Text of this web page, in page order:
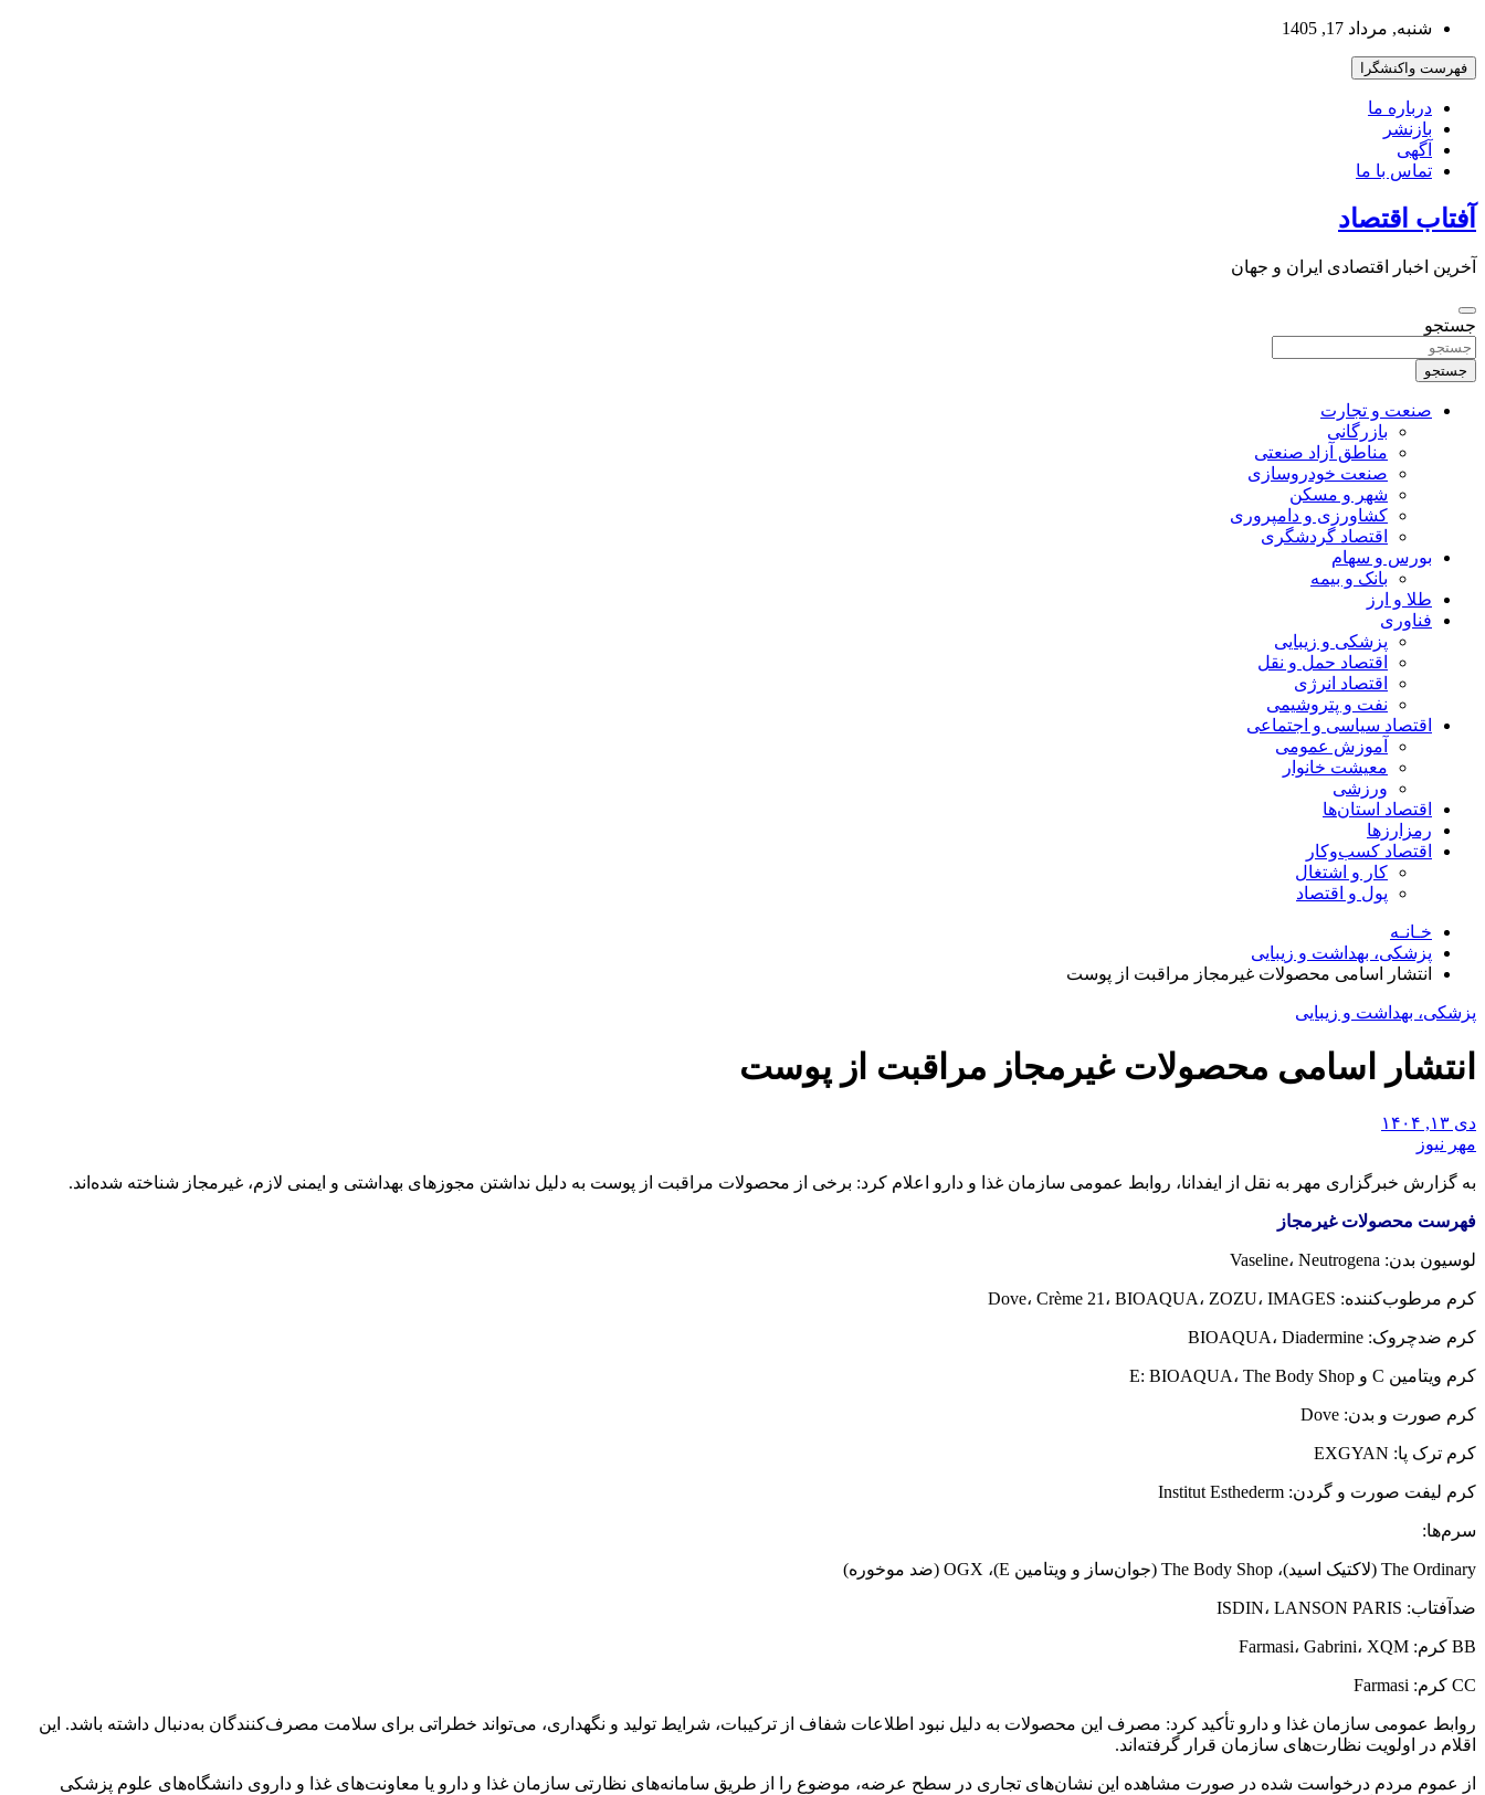
بروید
شنبه, مرداد 17, 1405
فهرست واکنشگرا
درباره ما
بازنشر
آگهی
تماس با ما
آفتاب اقتصاد
آخرین اخبار اقتصادی ایران و جهان
جستجو
جستجو
صنعت و تجارت
بازرگانی
مناطق آزاد صنعتی
صنعت خودروسازی
شهر و مسکن
کشاورزی و دامپروری
اقتصاد گردشگری
بورس و سهام
بانک و بیمه
طلا و ارز
فناوری
پزشکی و زیبایی
اقتصاد حمل و نقل
اقتصاد انرژی
نفت و پتروشیمی
اقتصاد سیاسی و اجتماعی
آموزش عمومی
معیشت خانوار
ورزشی
اقتصاد استان‌ها
رمزارزها
اقتصاد کسب‌و‌کار
کار و اشتغال
پول و اقتصاد
خـانـه
پزشکی، بهداشت و زیبایی
انتشار اسامی محصولات غیرمجاز مراقبت از پوست
پزشکی، بهداشت و زیبایی
انتشار اسامی محصولات غیرمجاز مراقبت از پوست
دی ۱۳, ۱۴۰۴
مهر نیوز
به گزارش خبرگزاری مهر به نقل از ایفدانا، روابط عمومی سازمان غذا و دارو اعلام کرد: برخی از محصولات مراقبت از پوست به دلیل نداشتن مجوزهای بهداشتی و ایمنی لازم، غیرمجاز شناخته شده‌اند.
فهرست محصولات غیرمجاز
لوسیون بدن: Vaseline، Neutrogena
کرم مرطوب‌کننده: Dove، Crème 21، BIOAQUA، ZOZU، IMAGES
کرم ضدچروک: BIOAQUA، Diadermine
کرم ویتامین C و E: BIOAQUA، The Body Shop
کرم صورت و بدن: Dove
کرم ترک پا: EXGYAN
کرم لیفت صورت و گردن: Institut Esthederm
سرم‌ها:
The Ordinary (لاکتیک اسید)، The Body Shop (جوان‌ساز و ویتامین E)، OGX (ضد موخوره)
ضدآفتاب: ISDIN، LANSON PARIS
BB کرم: Farmasi، Gabrini، XQM
CC کرم: Farmasi
روابط عمومی سازمان غذا و دارو تأکید کرد: مصرف این محصولات به دلیل نبود اطلاعات شفاف از ترکیبات، شرایط تولید و نگهداری، می‌تواند خطراتی برای سلامت مصرف‌کنندگان به‌دنبال داشته باشد. این
اقلام در اولویت نظارت‌های سازمان قرار گرفته‌اند.
از عموم مردم درخواست شده در صورت مشاهده این نشان‌های تجاری در سطح عرضه، موضوع را از طریق سامانه‌های نظارتی سازمان غذا و دارو یا معاونت‌های غذا و داروی دانشگاه‌های علوم پزشکی